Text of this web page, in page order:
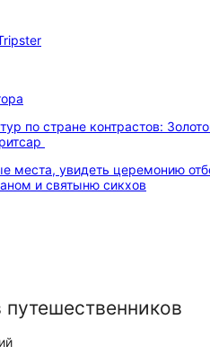
по стране контрастов:
места, увидеть церемонию
и святыню сикхов
путешественников